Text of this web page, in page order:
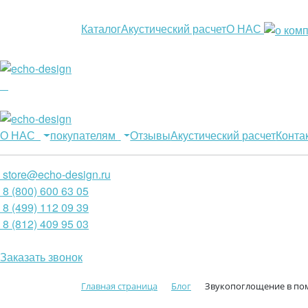
КаталогАкустический расчетО НАС
О НАС покупателям ОтзывыАкустический расчет
store@echo-design.ru
8 (800) 600 63 05
8 (499) 112 09 39
8 (812) 409 95 03
Заказать звонок
Главная страница Блог Звукопоглощение в